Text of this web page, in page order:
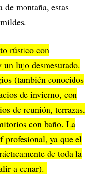
de montaña, estas
rústico con
lujo desmesurado.
(también conocidos
de invierno, con
de reunión, terrazas,
con baño. La
profesional, ya que el
de toda la
a cenar).